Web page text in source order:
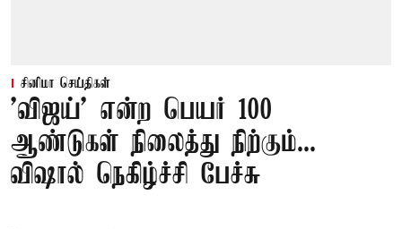
சினிமா செய்திகள்
'விஜய்' என்ற பெயர் 100
ஆண்டுகள் நிலைத்து நிற்கும்...
விஷால் நெகிழ்ச்சி பேச்சு